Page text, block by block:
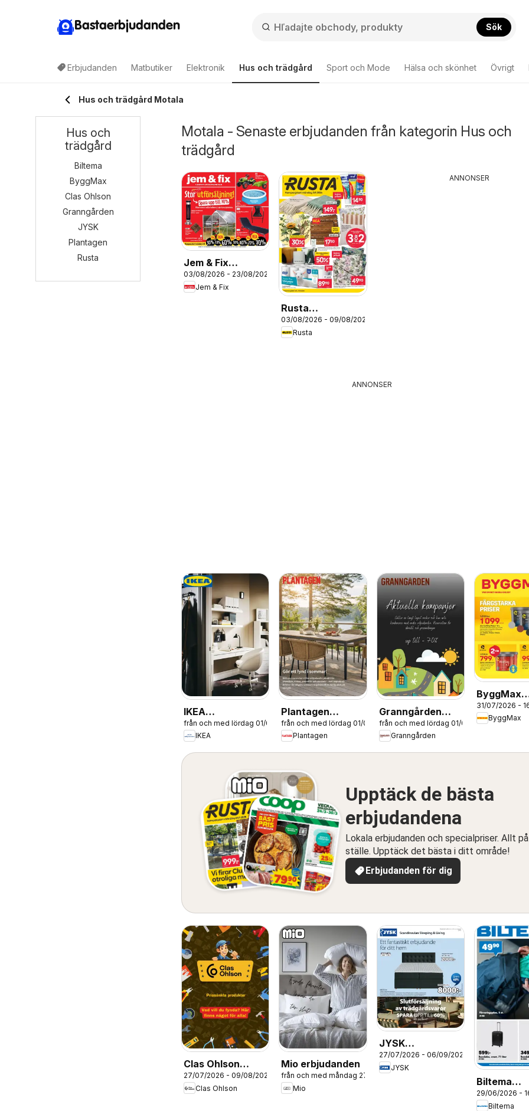
Bastaerbjudanden Sök
Erbjudanden Matbutiker Elektronik Hus och trädgård Sport och Mode Hälsa och skönhet Övrigt
Hus och trädgård Motala
Motala - Senaste erbjudanden från kategorin Hus och
trädgård
Jem & Fix
erbjudanden
03/08/2026 - 23/08/2026
Jem & Fix
Rusta
erbjudanden
03/08/2026 - 09/08/2026
Rusta
ANNONSER
ANNONSER
IKEA
erbjudanden
från och med lördag 01/08/2026
IKEA
Plantagen
erbjudanden
från och med lördag 01/08/2026
Plantagen
Granngården
erbjudanden
från och med lördag 01/08/2026
Granngården
ByggMax
31/07/2026 -
ByggMax
Upptäck de bästa
erbjudandena
Lokala erbjudanden och specialpriser. Allt
ställe. Upptäck det bästa i ditt område!
Erbjudanden för dig
Clas Ohlson
erbjudanden
27/07/2026 - 09/08/2026
Clas Ohlson
Mio erbjudanden
från och med måndag 27/07/2026
Mio
JYSK
erbjudanden
27/07/2026 - 06/09/2026
JYSK
Biltema
29/06/2026 -
Biltema
Hus och
trädgård
Biltema
ByggMax
Clas Ohlson
Granngården
JYSK
Plantagen
Rusta